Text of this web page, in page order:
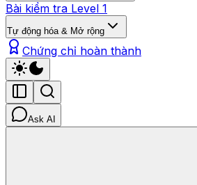
Bài kiểm tra Level 1
Tự động hóa & Mở rộng
Chứng chỉ hoàn thành
Ask AI